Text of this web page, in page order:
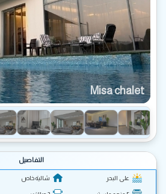
Misa chalet
التفاصيل
على البحر شالية خاص